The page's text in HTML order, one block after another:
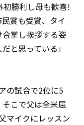
初勝利し母も歓喜!
賞も受賞、タイ
掌し挨拶する姿
と思っている」
の試合で2位に5
こで父は全米屈
マイクにレッスン